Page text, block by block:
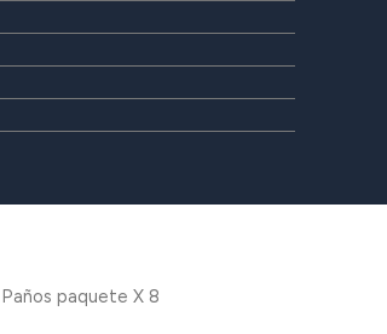
paquete X 8